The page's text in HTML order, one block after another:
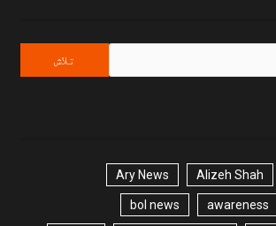
Alizeh Shah
Ary News
awareness
bol news